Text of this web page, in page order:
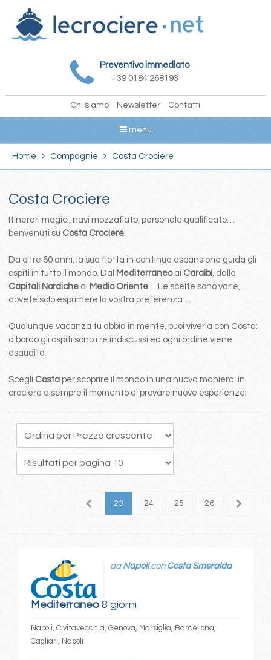
Preventivo immediato
+39 0184 268193
Chi siamo Newsletter Contatti
menu
Home Compagnie Costa Crociere
Costa Crociere
Itinerari magici, navi mozzafiato, personale qualificato…
benvenuti su Costa Crociere!
Da oltre 60 anni, la sua flotta in continua espansione guida gli
ospiti in tutto il mondo. Dal Mediterraneo ai Caraibi, dalle
Capitali Nordicheal Medio Oriente… Le scelte sono varie,
dovete solo esprimere la vostra preferenza…
Qualunque vacanza tu abbia in mente, puoi viverla con Costa:
a bordo gli ospiti sono i re indiscussi ed ogni ordine viene
esaudito.
Scegli Costa per scoprire il mondo in una nuova maniera: in
crociera è sempre il momento di provare nuove esperienze!
22 23 24 25 26 27
Mediterraneo8 giorni
da Napolicon Costa Smeralda
Napoli, Civitavecchia, Genova, Marsiglia, Barcellona,
Cagliari, Napoli